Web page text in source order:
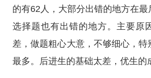
的有62人，大部分出错的地方在最
选择题也有出错的地方。主要原
差，做题粗心大意，不够细心，特
最多。后进生的基础太差，优生的